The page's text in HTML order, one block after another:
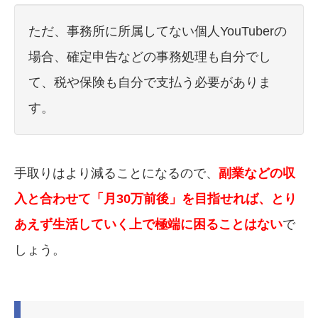
ただ、事務所に所属してない個人YouTuberの
場合、確定申告などの事務処理も自分でし
て、税や保険も自分で支払う必要がありま
す。
手取りはより減ることになるので、 副業などの収
入と合わせて「月30万前後」を目指せれば、とり
あえず生活していく上で極端に困ることはないで
しょう。